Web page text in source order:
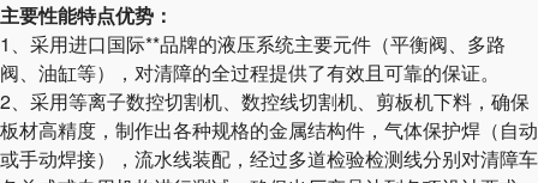
主要性能特点优势：
1、采用进口国际**品牌的液压系统主要元件（平衡阀、多路
阀、油缸等），对清障的全过程提供了有效且可靠的保证。
2、采用等离子数控切割机、数控线切割机、剪板机下料，确保
板材高精度，制作出各种规格的金属结构件，气体保护焊（自动
或手动焊接），流水线装配，经过多道检验检测线分别对清障车